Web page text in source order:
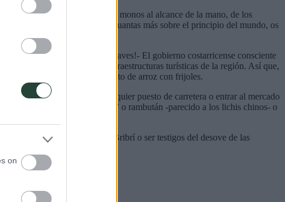
on
de un paraguas, de los monos al alcance de la mano, de los
Park, El Dorado y unas cuantas más sobre el principio del mundo, os
de anfibios y 838 de aves!- El gobierno costarricense consciente
unas de las mejores infraestructuras turísticas de la región. Así que,
o sea un buen plato de arroz con frijoles.
Basta con parar en cualquier puesto de carretera o entrar al mercado
de pera, , “mamón chino” o rambután -parecido a los lichis chinos- o
visita el refugio indígena Bribrí o ser testigos del desove de las